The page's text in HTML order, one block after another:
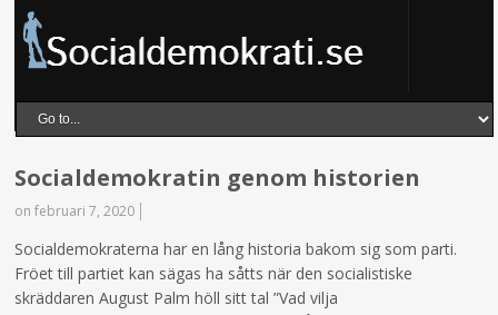
Socialdemokratin genom historien
on februari 7, 2020
Socialdemokraterna har en lång historia bakom sig som parti.
Fröet till partiet kan sägas ha såtts när den socialistiske
skräddaren August Palm höll sitt tal ”Vad vilja